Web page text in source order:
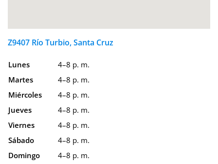
Z9407 Río Turbio, Santa Cruz
Lunes
4–8 p. m.
Martes
4–8 p. m.
Miércoles
4–8 p. m.
Jueves
4–8 p. m.
Viernes
4–8 p. m.
Sábado
4–8 p. m.
Domingo
4–8 p. m.